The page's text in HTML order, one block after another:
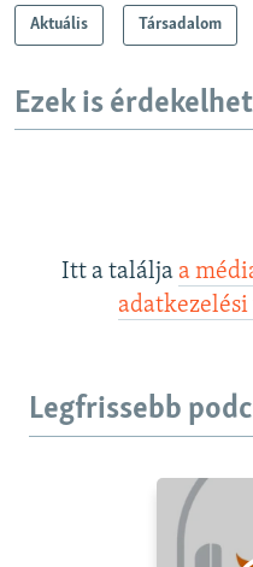
Aktuális Társadalom
Ezek is
Itt a találja a
Legfrissebb